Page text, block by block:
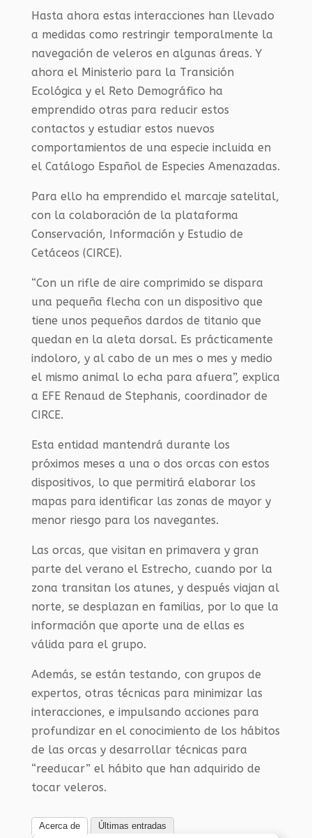
Hasta ahora estas interacciones han llevado
a medidas como restringir temporalmente la
navegación de veleros en algunas áreas. Y
ahora el Ministerio para la Transición
Ecológica y el Reto Demográfico ha
emprendido otras para reducir estos
contactos y estudiar estos nuevos
comportamientos de una especie incluida en
el Catálogo Español de Especies Amenazadas.
Para ello ha emprendido el marcaje satelital,
con la colaboración de la plataforma
Conservación, Información y Estudio de
Cetáceos (CIRCE).
“Con un rifle de aire comprimido se dispara
una pequeña flecha con un dispositivo que
tiene unos pequeños dardos de titanio que
quedan en la aleta dorsal. Es prácticamente
indoloro, y al cabo de un mes o mes y medio
el mismo animal lo echa para afuera”, explica
a EFE Renaud de Stephanis, coordinador de
CIRCE.
Esta entidad mantendrá durante los
próximos meses a una o dos orcas con estos
dispositivos, lo que permitirá elaborar los
mapas para identificar las zonas de mayor y
menor riesgo para los navegantes.
Las orcas, que visitan en primavera y gran
parte del verano el Estrecho, cuando por la
zona transitan los atunes, y después viajan al
norte, se desplazan en familias, por lo que la
información que aporte una de ellas es
válida para el grupo.
Además, se están testando, con grupos de
expertos, otras técnicas para minimizar las
interacciones, e impulsando acciones para
profundizar en el conocimiento de los hábitos
de las orcas y desarrollar técnicas para
“reeducar” el hábito que han adquirido de
tocar veleros.
Acerca de Últimas entradas